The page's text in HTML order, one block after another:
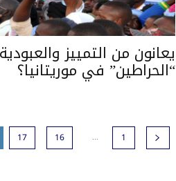
يعانون من التمييز
“الحراطين” في موريتانيا؟
1
...
16
17